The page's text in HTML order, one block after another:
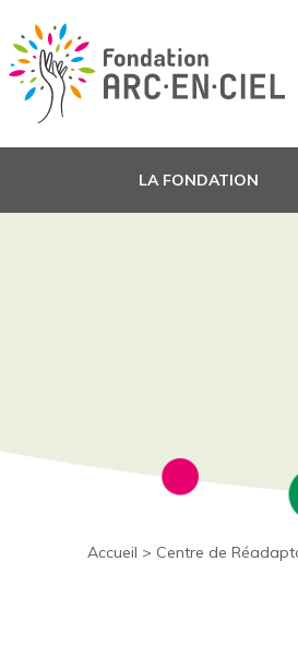
LA FONDATION
Accueil > Centre de